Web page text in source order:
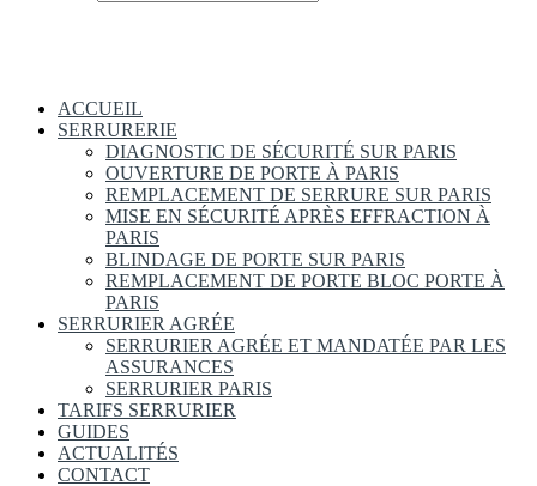
ACCUEIL
SERRURERIE
DIAGNOSTIC DE SÉCURITÉ SUR PARIS
OUVERTURE DE PORTE À PARIS
REMPLACEMENT DE SERRURE SUR PARIS
MISE EN SÉCURITÉ APRÈS EFFRACTION À
PARIS
BLINDAGE DE PORTE SUR PARIS
REMPLACEMENT DE PORTE BLOC PORTE À
PARIS
SERRURIER AGRÉE
SERRURIER AGRÉE ET MANDATÉE PAR LES
ASSURANCES
SERRURIER PARIS
TARIFS SERRURIER
GUIDES
ACTUALITÉS
CONTACT